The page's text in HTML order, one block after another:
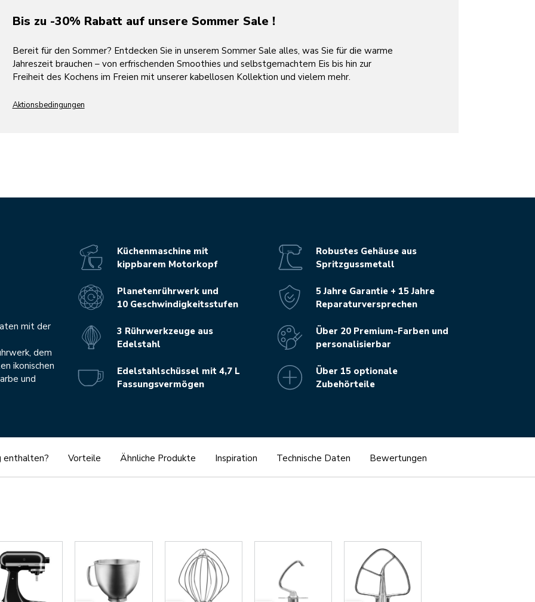
Bis zu -30% Rabatt auf unsere Sommer Sale !
Bereit für den Sommer? Entdecken Sie in unserem Sommer Sale alles, was Sie für die warme
Jahreszeit brauchen – von erfrischenden Smoothies und selbstgemachtem Eis bis hin zur
Freiheit des Kochens im Freien mit unserer kabellosen Kollektion und vielem mehr.
Aktionsbedingungen
mit der
dem
ikonischen
und
Küchenmaschine mit
kippbarem Motorkopf
Planetenrührwerk und
10 Geschwindigkeitsstufen
3 Rührwerkzeuge aus
Edelstahl
Edelstahlschüssel mit 4,7 L
Fassungsvermögen
Robustes Gehäuse aus
Spritzgussmetall
5 Jahre Garantie + 15 Jahre
Reparaturversprechen
Über 20 Premium-Farben und
personalisierbar
Über 15 optionale
Zubehörteile
enthalten? Vorteile Ähnliche Produkte Inspiration Technische Daten Bewertungen